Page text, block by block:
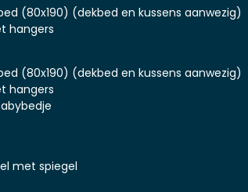
(80x190) (dekbed en kussens aanwezig)
hangers
(80x190) (dekbed en kussens aanwezig)
hangers
met spiegel